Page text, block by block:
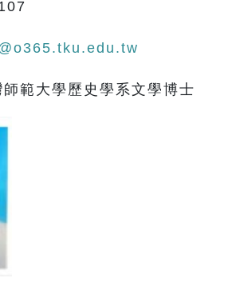
師範大學歷史學系文學博士